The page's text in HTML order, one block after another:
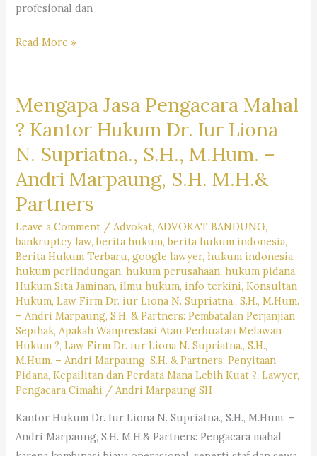
profesional dan
#rekomendasipengacaraperusahaan,
#pencarianlawyer,
#pencarianadvokat,
#sarankantorhukum,
#saranpengacaraterbaikdibandung,
#pencariankuasahukum,
#pencarianbantuanhukum,
#pencarianjasapengacara,
#pencarianlembagabantuanhukum,
#pencarianlayananhukum,
#kotabandung,#pengacaralagiviral,
#trendingpengacara,
#pengacarahariini,
#kabupatenbandung,
#kotacimahi,
#kabupatenbandungbarat,
#rekomendasipengacaradijabar,
#kantorhukumterbaikdibandung,
#saranjasahukum,
#mencaripengacara,
Read More »
Mengapa Jasa Pengacara Mahal
? Kantor Hukum Dr. Iur Liona
N. Supriatna., S.H., M.Hum. –
Andri Marpaung, S.H. M.H.&
Partners
Leave a Comment /Advokat,ADVOKAT BANDUNG,
bankruptcy law,berita hukum,berita hukum indonesia,
Berita Hukum Terbaru,google lawyer,hukum indonesia,
hukum perlindungan,hukum perusahaan,hukum pidana,
Hukum Sita Jaminan, ilmu hukum, info terkini,Konsultan
Hukum,Law Firm Dr. iur Liona N. Supriatna., S.H., M.Hum.
– Andri Marpaung, S.H. & Partners: Pembatalan Perjanjian
Sepihak, Apakah Wanprestasi Atau Perbuatan Melawan
Hukum ?,Law Firm Dr. iur Liona N. Supriatna., S.H.,
M.Hum. – Andri Marpaung, S.H. & Partners: Penyitaan
Pidana, Kepailitan dan Perdata Mana Lebih Kuat ?,Lawyer,
Pengacara Cimahi /Andri Marpaung SH
Kantor Hukum Dr. Iur Liona N. Supriatna., S.H., M.Hum. –
Andri Marpaung, S.H. M.H.& Partners: Pengacara mahal